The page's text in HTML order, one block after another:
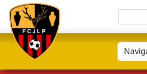
Panneau de gestion des cookies